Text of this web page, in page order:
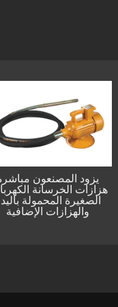
يزود المصنعون
هزازات الخرسانة
الصغيرة المحمولة
والهزازات